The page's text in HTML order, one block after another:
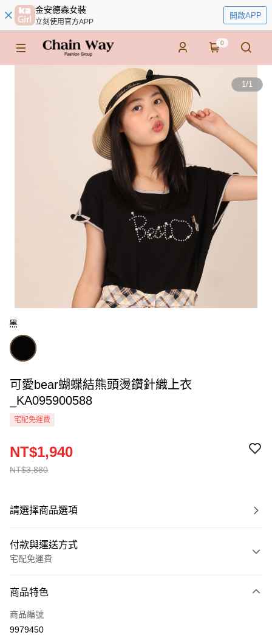
金安德森女裝
立刻使用官方APP
開啟APP
0
1/1
黑
可愛bear蝴蝶結熊頭燙鑽針織上衣
_KA095900588
宅配免運費
NT$3,880
NT$1,940
請選擇商品選項
付款與運送方式
宅配免運費
信用卡一次付款
LINE Pay
商品特色
商品編號
9979450